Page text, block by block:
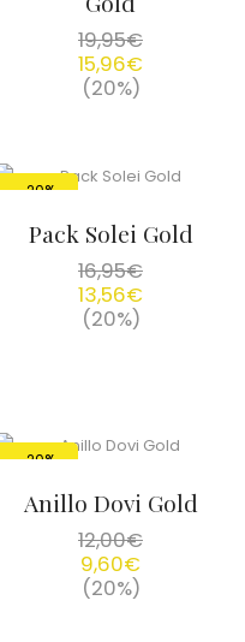
19,95€
15,96€
(20%)
-20%
Pack Solei Gold
16,95€
13,56€
(20%)
-20%
Anillo Dovi Gold
12,00€
9,60€
(20%)